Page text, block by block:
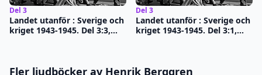
Del 3
Landet utanför : Sverige och
kriget 1943-1945. Del 3:3,
Del 3
Landet utanför : Sverige och
kriget 1943-1945. Del 3:1,
Fler ljudböcker av Henrik Berggren